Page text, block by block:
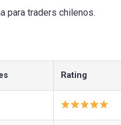
para traders chilenos.
Rating